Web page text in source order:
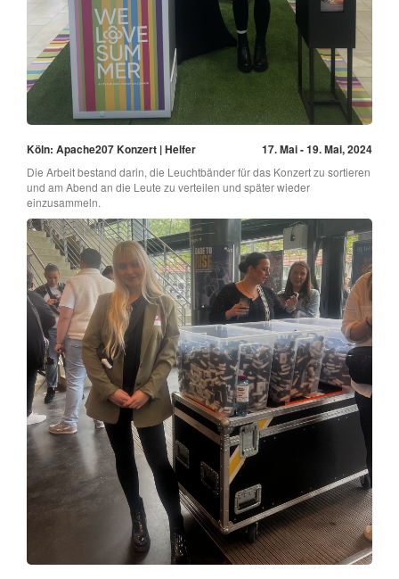
Köln: Apache207 Konzert | Helfer 17. Mai - 19. Mai, 2024
Die Arbeit bestand darin, die Leuchtbänder für das Konzert zu sortieren
und am Abend an die Leute zu verteilen und später wieder
einzusammeln.